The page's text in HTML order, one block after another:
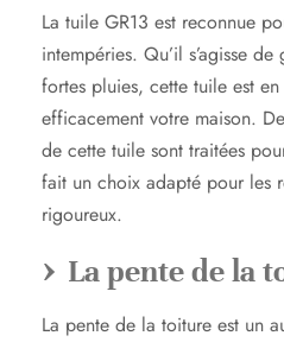
La tuile GR13 est reconnue
intempéries. Qu’il s’agisse
fortes pluies, cette tuile est
efficacement votre maison.
de cette tuile sont traitées
fait un choix adapté pour les
rigoureux.
La pente de la
La pente de la toiture est un